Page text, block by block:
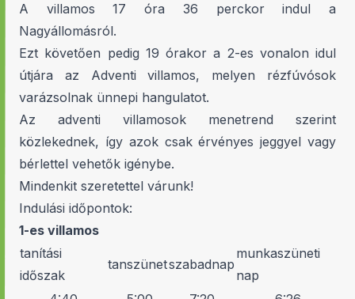
A villamos 17 óra 36 perckor indul a
Nagyállomásról.
Ezt követően pedig 19 órakor a 2-es vonalon idul
útjára az Adventi villamos, melyen rézfúvósok
varázsolnak ünnepi hangulatot.
Az adventi villamosok menetrend szerint
közlekednek, így azok csak érvényes jeggyel vagy
bérlettel vehetők igénybe.
Mindenkit szeretettel várunk!
Indulási időpontok:
1-es villamos
tanítási
időszak
tanszünetszabadnap
munkaszüneti
nap